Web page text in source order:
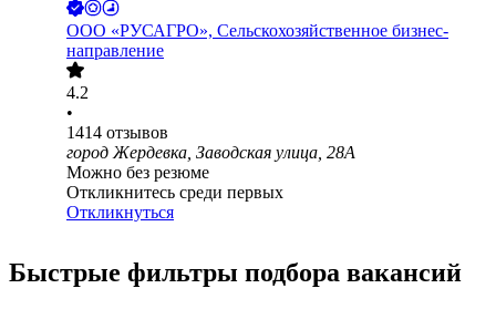
ООО «РУСАГРО», Сельскохозяйственное бизнес-
направление
4.2
•
1414 отзывов
город Жердевка, Заводская улица, 28А
Можно без резюме
Откликнитесь среди первых
Откликнуться
Быстрые фильтры подбора вакансий